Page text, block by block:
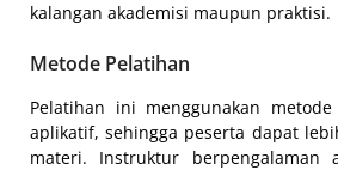
kalangan akademisi maupun praktisi.
Metode Pelatihan
Pelatihan ini menggunakan
aplikatif, sehingga peserta dapat
materi. Instruktur berpengalaman